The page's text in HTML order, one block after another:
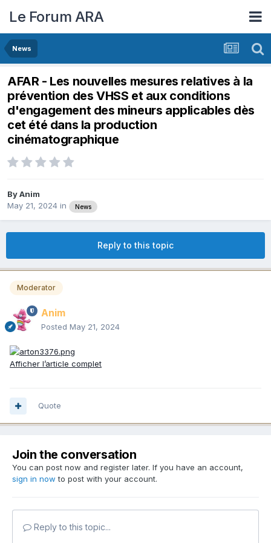
Le Forum ARA
News
AFAR - Les nouvelles mesures relatives à la
prévention des VHSS et aux conditions
d'engagement des mineurs applicables dès
cet été dans la production
cinématographique
ByAnim
May 21, 2024 in News
Reply to this topic
Moderator
Anim
Posted May 21, 2024
Afficher l’article complet
Quote
Join the conversation
You can post now and register later. If you have an account,
sign in now to post with your account.
Reply to this topic...